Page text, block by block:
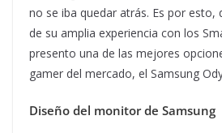
no se iba quedar atrás. Es por esto,
de su amplia experiencia con los
presento una de las mejores
gamer del mercado, el Samsung
Diseño del monitor de Samsung